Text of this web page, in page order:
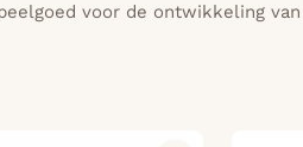
voor de ontwikkeling